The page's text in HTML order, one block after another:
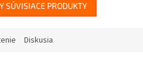
SÚVISIACE PRODUKTY
Diskusia